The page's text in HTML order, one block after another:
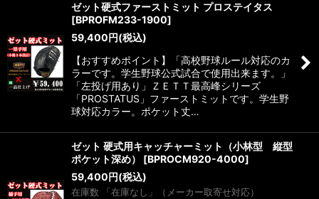
ゼット硬式ファーストミット プロステイタス
[BPROFM233-1900]
59,400円(税込)
【おすすめポイント】「高校野球ルール対応のカ
ラーです。学生野球公式試合で使用出来ます。」
「左投げ用あり」ＺＥＴＴ最高峰シリーズ
「PROSTATUS」ファーストミットです。学生野
球対応カラー。ポケット丈…
ゼット 硬式用キャッチャーミット（小林型 縦型
ポケット深め）
[BPROCM920-4000]
59,400円(税込)
在庫数 「在庫なし」（メーカー取寄せ対応）